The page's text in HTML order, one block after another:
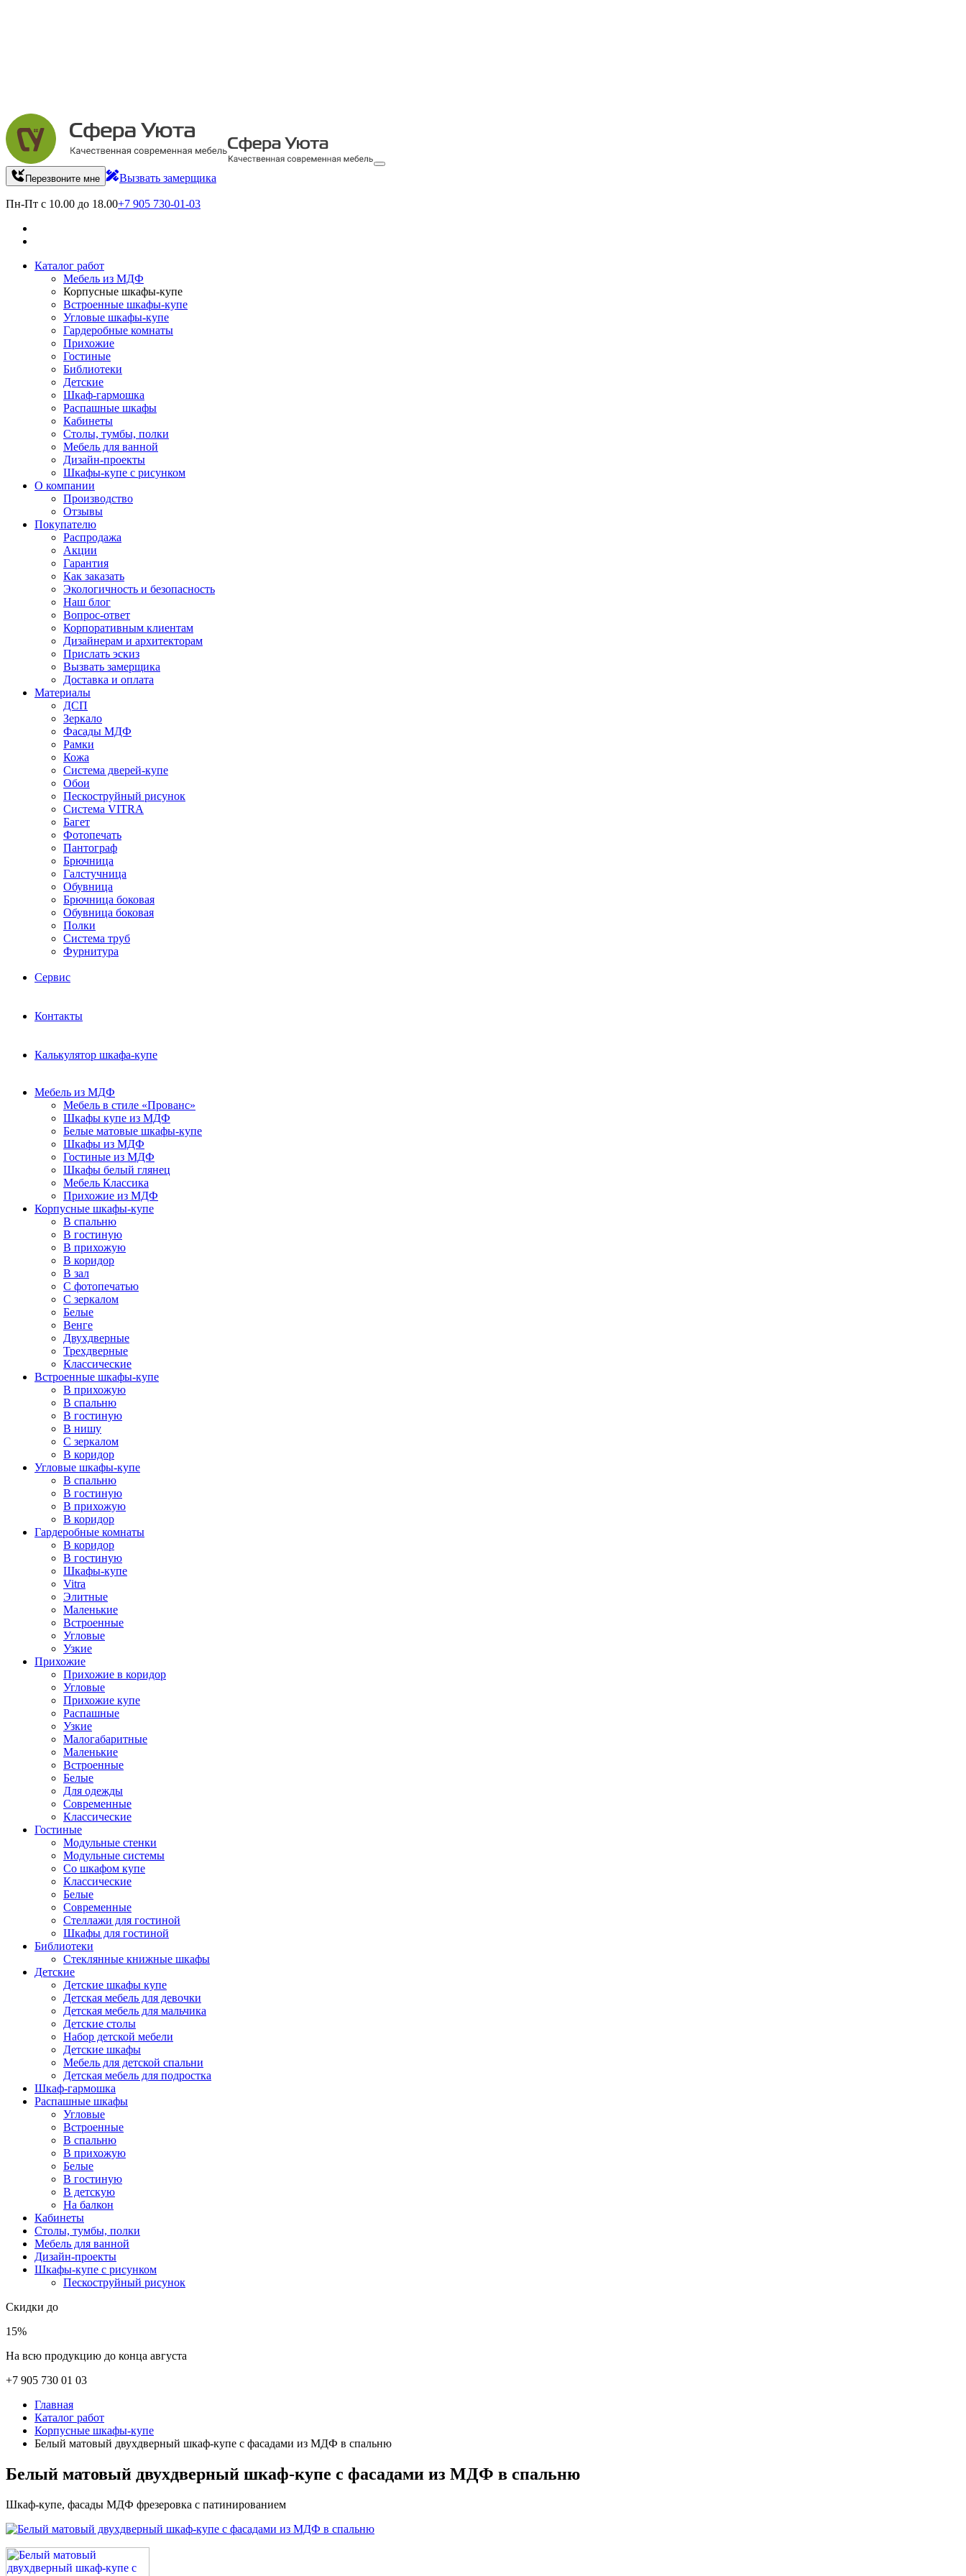
Перезвоните мне Вызвать замерщика
Пн-Пт с 10.00 до 18.00+7 905 730-01-03
Каталог работ
Мебель из МДФ
Корпусные шкафы-купе
Встроенные шкафы-купе
Угловые шкафы-купе
Гардеробные комнаты
Прихожие
Гостиные
Библиотеки
Детские
Шкаф-гармошка
Распашные шкафы
Кабинеты
Столы, тумбы, полки
Мебель для ванной
Дизайн-проекты
Шкафы-купе с рисунком
О компании
Производство
Отзывы
Покупателю
Распродажа
Акции
Гарантия
Как заказать
Экологичность и безопасность
Наш блог
Вопрос-ответ
Корпоративным клиентам
Дизайнерам и архитекторам
Прислать эскиз
Вызвать замерщика
Доставка и оплата
Материалы
ДСП
Зеркало
Фасады МДФ
Рамки
Кожа
Система дверей-купе
Обои
Пескоструйный рисунок
Система VITRA
Багет
Фотопечать
Пантограф
Брючница
Галстучница
Обувница
Брючница боковая
Обувница боковая
Полки
Система труб
Фурнитура
Сервис
Контакты
Калькулятор шкафа-купе
Мебель из МДФ
Мебель в стиле «Прованс»
Шкафы купе из МДФ
Белые матовые шкафы-купе
Шкафы из МДФ
Гостиные из МДФ
Шкафы белый глянец
Мебель Классика
Прихожие из МДФ
Корпусные шкафы-купе
В спальню
В гостиную
В прихожую
В коридор
В зал
С фотопечатью
С зеркалом
Белые
Венге
Двухдверные
Трехдверные
Классические
Встроенные шкафы-купе
В прихожую
В спальню
В гостиную
В нишу
С зеркалом
В коридор
Угловые шкафы-купе
В спальню
В гостиную
В прихожую
В коридор
Гардеробные комнаты
В коридор
В гостиную
Шкафы-купе
Vitra
Элитные
Маленькие
Встроенные
Угловые
Узкие
Прихожие
Прихожие в коридор
Угловые
Прихожие купе
Распашные
Узкие
Малогабаритные
Маленькие
Встроенные
Белые
Для одежды
Современные
Классические
Гостиные
Модульные стенки
Модульные системы
Со шкафом купе
Классические
Белые
Современные
Стеллажи для гостиной
Шкафы для гостиной
Библиотеки
Стеклянные книжные шкафы
Детские
Детские шкафы купе
Детская мебель для девочки
Детская мебель для мальчика
Детские столы
Набор детской мебели
Детские шкафы
Мебель для детской спальни
Детская мебель для подростка
Шкаф-гармошка
Распашные шкафы
Угловые
Встроенные
В спальню
В прихожую
Белые
В гостиную
В детскую
На балкон
Кабинеты
Столы, тумбы, полки
Мебель для ванной
Дизайн-проекты
Шкафы-купе с рисунком
Пескоструйный рисунок
Скидки до
15%
На всю продукцию до конца августа
+7 905 730 01 03
Главная
Каталог работ
Корпусные шкафы-купе
Белый матовый двухдверный шкаф-купе с фасадами из МДФ в спальню
Белый матовый двухдверный шкаф-купе с фасадами из МДФ в спальню
Шкаф-купе, фасады МДФ фрезеровка с патинированием